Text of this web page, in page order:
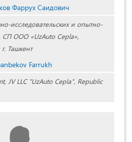
Фаррух Саидович
исследовательских и опытно-
СП ООО «UzAuto Cepla»,
Ташкент
Farrukh
JV LLC "UzAuto Cepla", Republic